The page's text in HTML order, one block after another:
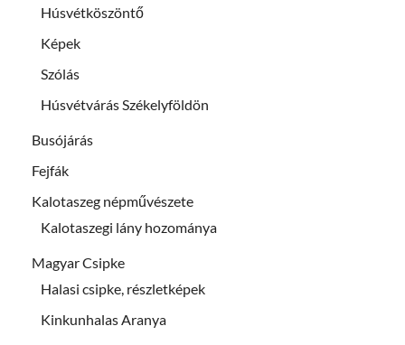
Húsvétköszöntő
Képek
Szólás
Húsvétvárás Székelyföldön
Busójárás
Fejfák
Kalotaszeg népművészete
Kalotaszegi lány hozománya
Magyar Csipke
Halasi csipke, részletképek
Kinkunhalas Aranya